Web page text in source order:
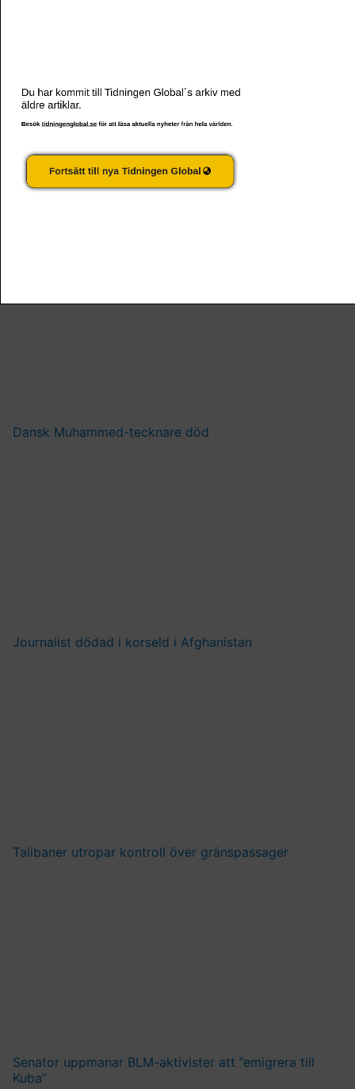
Dansk Muhammed-tecknare död
Journalist dödad i korseld i Afghanistan
Talibaner utropar kontroll över gränspassager
Senator uppmanar BLM-aktivister att ”emigrera till
Kuba”
Du har kommit till Tidningen Global´s arkiv med
äldre artiklar.
Besök tidningenglobal.se för att läsa aktuella nyheter från hela världen.
Fortsätt till nya Tidningen Global